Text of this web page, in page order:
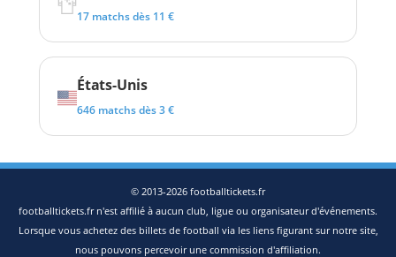
17 matchs dès 11 €
États-Unis
646 matchs dès 3 €
© 2013-2026 footballtickets.fr
footballtickets.fr n'est affilié à aucun club, ligue ou organisateur d'événements.
Lorsque vous achetez des billets de football via les liens figurant sur notre site,
nous pouvons percevoir une commission d'affiliation.